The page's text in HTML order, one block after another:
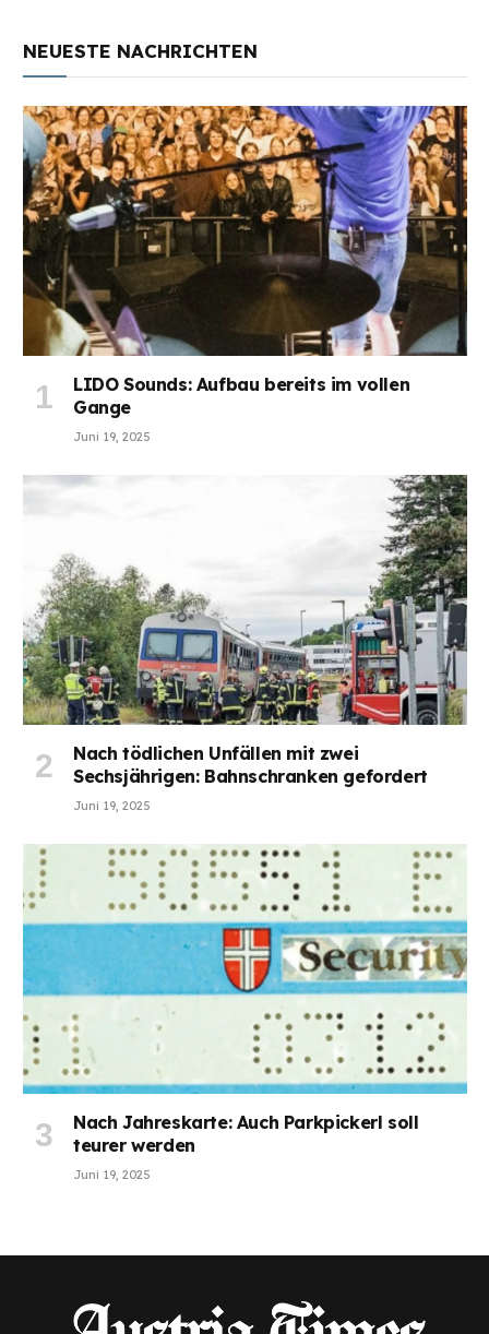
NEUESTE NACHRICHTEN
LIDO Sounds: Aufbau bereits im vollen
Gange
Juni 19, 2025
Nach tödlichen Unfällen mit zwei
Sechsjährigen: Bahnschranken gefordert
Juni 19, 2025
Nach Jahreskarte: Auch Parkpickerl soll
teurer werden
Juni 19, 2025